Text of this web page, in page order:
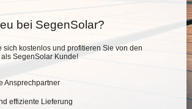
bei SegenSolar?
sich kostenlos und profitieren Sie von den
SegenSolar Kunde!
Ansprechpartner
effiziente Lieferung